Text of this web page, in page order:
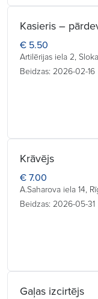
Kasieris –
€ 5.50
Artilērijas iela 2, Sloka
Beidzas: 2026-02-16
Krāvējs
€ 7.00
A.Saharova iela 14,
Beidzas: 2026-05-31
Gaļas izcirtējs